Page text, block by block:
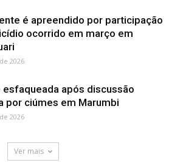
é apreendido por participação
ocorrido em março em
2026
esfaqueada após discussão
por ciúmes em Marumbi
2026
Ver mais